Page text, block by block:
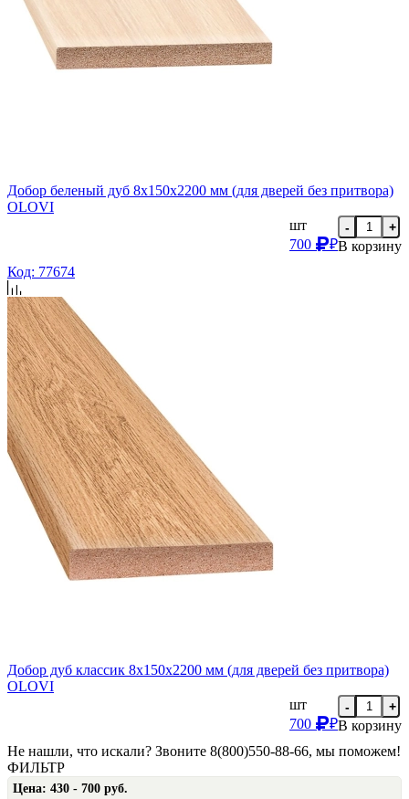
Добор беленый дуб 8х150х2200 мм (для дверей без притвора)
OLOVI
шт
700
₽
- +
В корзину
Код: 77674
Добор дуб классик 8х150х2200 мм (для дверей без притвора)
OLOVI
шт
700
₽
- +
В корзину
Не нашли, что искали? Звоните 8(800)550-88-66, мы поможем!
ФИЛЬТР
Цена: 430 - 700 руб.